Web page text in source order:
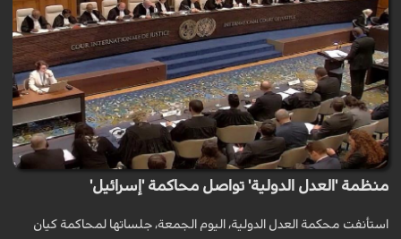
منظمة 'العدل الدولية' تواصل محاكمة 'إسرائيل'
استأنفت محكمة العدل الدولية، اليوم الجمعة، جلساتها لمحاكمة كيان